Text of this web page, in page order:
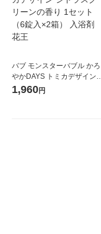
バブ モンスターバブル かろ
やかDAYS トミカデザイン
シトラスグリーンの香り 1セ
1,960円